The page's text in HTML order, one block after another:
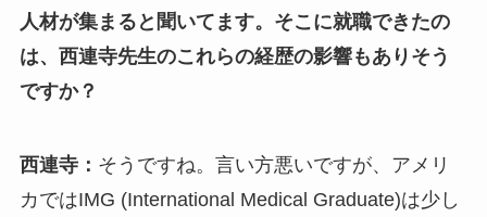
人材が集まると聞いてます。そこに就職できたの
は、西連寺先生のこれらの経歴の影響もありそう
ですか？
西連寺： そうですね。言い方悪いですが、アメリ
カではIMG (International Medical Graduate)は少し